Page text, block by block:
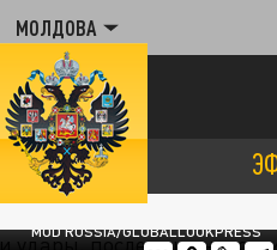
МОЛДОВА
MOD RUSSIA/GLOBALLOOKPRESS